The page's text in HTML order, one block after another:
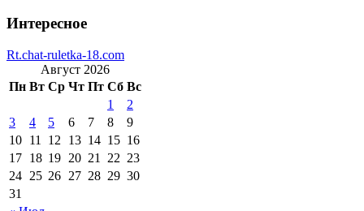
Интересное
Rt.chat-ruletka-18.com
Август 2026
Пн Вт Ср Чт Пт Сб Вс
1
2
3
4 5 6 7 8
9
10 11 12 13 14 15 16
17 18 19 20 21 22 23
24 25 26 27 28 29 30
31